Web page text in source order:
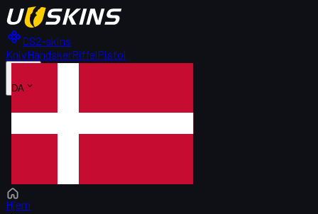
CS2-skins
KnivHandskerRiffelPistol
DA
Hjem